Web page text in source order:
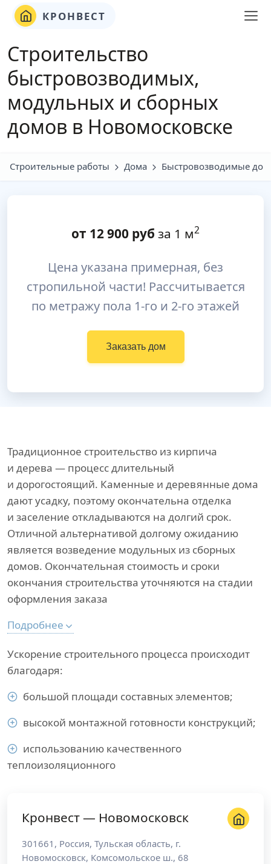
КРОНВЕСТ
Строительство
быстровозводимых,
модульных и сборных
домов в Новомосковске
Строительные работы Дома Быстровозводимые
от 12 900 руб за 1 м2
Цена указана примерная, без
стропильной части! Рассчитывается
по метражу пола 1-го и 2-го этажей
Заказать дом
Традиционное строительство из кирпича
и дерева — процесс длительный
и дорогостоящий. Каменные и деревянные дома
дают усадку, поэтому окончательна отделка
и заселение откладываются на долгий срок.
Отличной альтернативой долгому ожиданию
является возведение модульных из сборных
домов. Окончательная стоимость и сроки
окончания строительства уточняются на стадии
оформления заказа
Подробнее
Ускорение строительного процесса происходит
благодаря:
большой площади составных элементов;
высокой монтажной готовности конструкций;
использованию качественного
теплоизоляционного
Кронвест — Новомосковск
301661 , Россия, Тульская область, г.
Новомосковск, Комсомольское ш., 68